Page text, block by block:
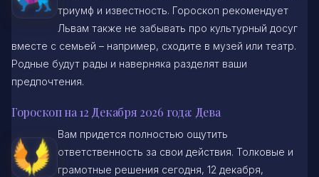
триумф и известность. Гороскоп рекомендует
Львам также не забывать про культурный досуг
вместе с семьей – например, сходите в музей или театр.
Родные будут рады и наверняка разделят ваши
предпочтения.
Гороскоп на 12 Декабря 2026 года: Дева
Вам придется полностью ощутить
ответственность за свои действия. Толковые и
грамотные решения сегодня, 12 декабря,